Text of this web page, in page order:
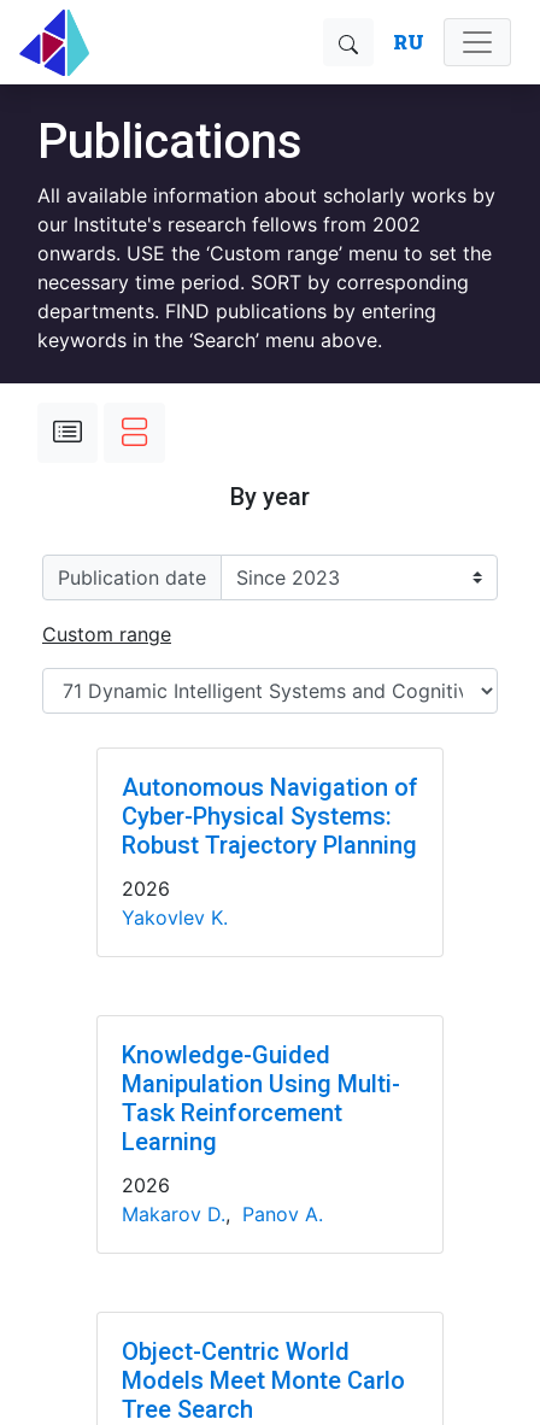
RU
Publications
All available information about scholarly works by
our Institute's research fellows from 2002
onwards. USE the ‘Custom range’ menu to set the
necessary time period. SORT by corresponding
departments. FIND publications by entering
keywords in the ‘Search’ menu above.
By year
Publication date
Custom range
Autonomous Navigation of
Cyber-Physical Systems:
Robust Trajectory Planning
2026
Yakovlev K.
Knowledge-Guided
Manipulation Using Multi-
Task Reinforcement
Learning
2026
Makarov D., Panov A.
Object-Centric World
Models Meet Monte Carlo
Tree Search